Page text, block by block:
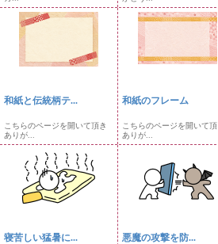
和紙と伝統柄テ...
こちらのページを開いて頂き
ありが...
和紙のフレーム
こちらのページを開いて頂
ありが...
寝苦しい猛暑に... 悪魔の攻撃を防...